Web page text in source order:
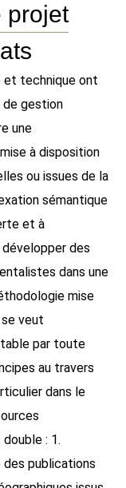
projet
et technique ont
gestion
une
à disposition
ou issues de la
sémantique
et à
des
dans une
mise
veut
par toute
au travers
dans le
: 1.
publications